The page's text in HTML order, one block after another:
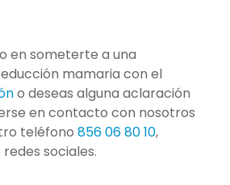
en someterte a una
mamaria con el
o deseas alguna aclaración
en contacto con nosotros
teléfono 856 06 80 10,
redes sociales.